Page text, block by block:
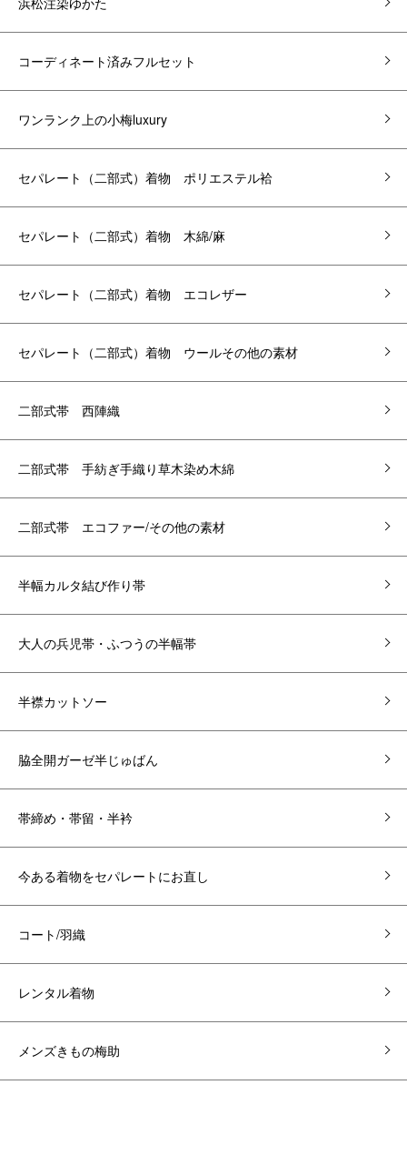
コーディネート済みフルセット
ワンランク上の小梅luxury
セパレート（二部式）着物 ポリエステル袷
セパレート（二部式）着物 木綿/麻
セパレート（二部式）着物 エコレザー
セパレート（二部式）着物 ウールその他の素材
二部式帯 西陣織
二部式帯 手紡ぎ手織り草木染め木綿
二部式帯 エコファー/その他の素材
半幅カルタ結び作り帯
大人の兵児帯・ふつうの半幅帯
半襟カットソー
脇全開ガーゼ半じゅばん
帯締め・帯留・半衿
今ある着物をセパレートにお直し
コート/羽織
レンタル着物
メンズきもの梅助